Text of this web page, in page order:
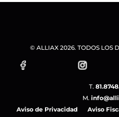
© ALLIAX 2026. TODOS LOS
T.
M.
Aviso de Privacidad
Aviso